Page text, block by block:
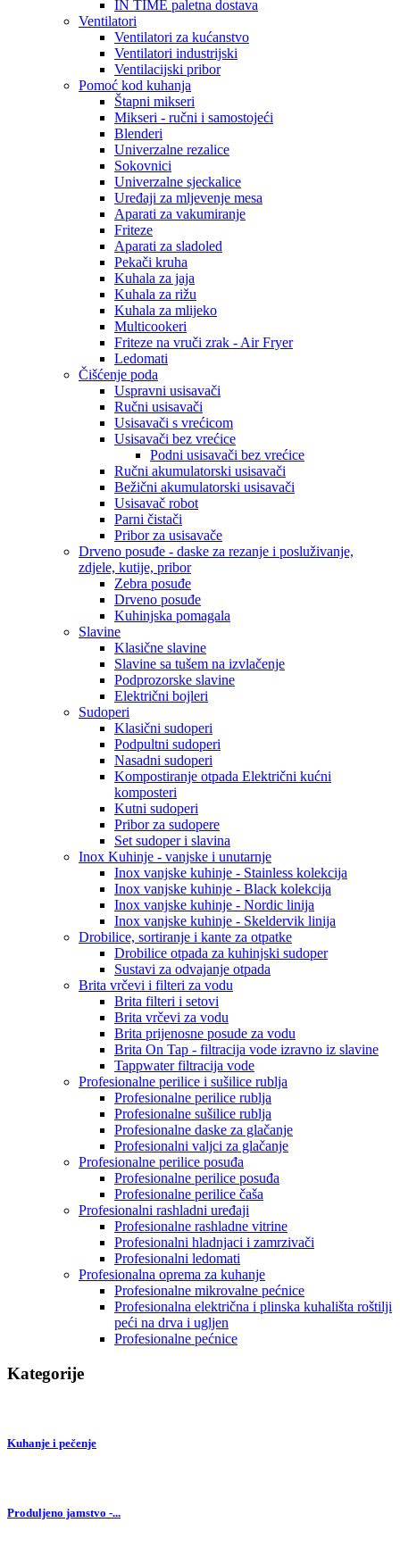
IN TIME paletna dostava
Ventilatori
Ventilatori za kućanstvo
Ventilatori industrijski
Ventilacijski pribor
Pomoć kod kuhanja
Štapni mikseri
Mikseri - ručni i samostojeći
Blenderi
Univerzalne rezalice
Sokovnici
Univerzalne sjeckalice
Uređaji za mljevenje mesa
Aparati za vakumiranje
Friteze
Aparati za sladoled
Pekači kruha
Kuhala za jaja
Kuhala za rižu
Kuhala za mlijeko
Multicookeri
Friteze na vruči zrak - Air Fryer
Ledomati
Čišćenje poda
Uspravni usisavači
Ručni usisavači
Usisavači s vrećicom
Usisavači bez vrećice
Podni usisavači bez vrećice
Ručni akumulatorski usisavači
Bežični akumulatorski usisavači
Usisavač robot
Parni čistači
Pribor za usisavače
Drveno posuđe - daske za rezanje i posluživanje,
zdjele, kutije, pribor
Zebra posuđe
Drveno posuđe
Kuhinjska pomagala
Slavine
Klasične slavine
Slavine sa tušem na izvlačenje
Podprozorske slavine
Električni bojleri
Sudoperi
Klasični sudoperi
Podpultni sudoperi
Nasadni sudoperi
Kompostiranje otpada Električni kućni
komposteri
Kutni sudoperi
Pribor za sudopere
Set sudoper i slavina
Inox Kuhinje - vanjske i unutarnje
Inox vanjske kuhinje - Stainless kolekcija
Inox vanjske kuhinje - Black kolekcija
Inox vanjske kuhinje - Nordic linija
Inox vanjske kuhinje - Skeldervik linija
Drobilice, sortiranje i kante za otpatke
Drobilice otpada za kuhinjski sudoper
Sustavi za odvajanje otpada
Brita vrčevi i filteri za vodu
Brita filteri i setovi
Brita vrčevi za vodu
Brita prijenosne posude za vodu
Brita On Tap - filtracija vode izravno iz slavine
Tappwater filtracija vode
Profesionalne perilice i sušilice rublja
Profesionalne perilice rublja
Profesionalne sušilice rublja
Profesionalne daske za glačanje
Profesionalni valjci za glačanje
Profesionalne perilice posuđa
Profesionalne perilice posuđa
Profesionalne perilice čaša
Profesionalni rashladni uređaji
Profesionalne rashladne vitrine
Profesionalni hladnjaci i zamrzivači
Profesionalni ledomati
Profesionalna oprema za kuhanje
Profesionalne mikrovalne pećnice
Profesionalna električna i plinska kuhališta roštilji
peći na drva i ugljen
Profesionalne pećnice
Kategorije
Kuhanje i pečenje
Produljeno jamstvo -...